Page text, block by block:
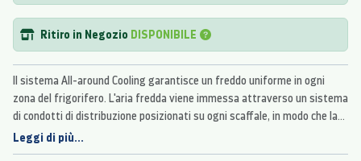
Ritiro in Negozio DISPONIBILE
Il sistema All-around Cooling garantisce un freddo uniforme in ogni
zona del frigorifero. L'aria fredda viene immessa attraverso un sistema
di condotti di distribuzione posizionati su ogni scaffale, in modo che la
temperatura si mantenga costante e il cibo rimanga più fresco.
Leggi di più...